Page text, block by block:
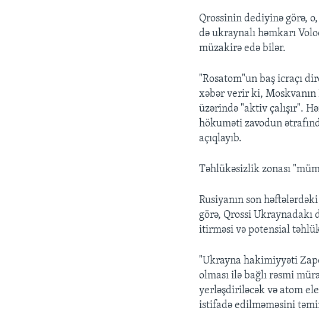
Qrossinin dediyinə görə,
də ukraynalı həmkarı
müzakirə edə bilər.
"Rosatom"un baş icraçı
xəbər verir ki,
üzərində "aktiv çalışır".
hökuməti zavodun
açıqlayıb.
Təhlükəsizlik zonası
Rusiyanın son
görə, Qrossi
itirməsi və potensial
"Ukrayna hakimiyyəti
olması ilə bağlı rəsmi
yerləşdiriləcək və atom
istifadə edilməməsini